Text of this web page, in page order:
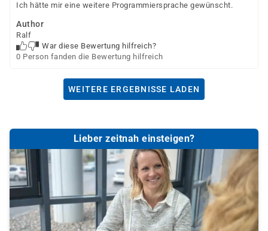
Ich hätte mir eine weitere Programmiersprache gewünscht.
Author
Ralf
War diese Bewertung hilfreich?
0 Person fanden die Bewertung hilfreich
WEITERE ERGEBNISSE LADEN
Lieber zeitnah einsteigen?